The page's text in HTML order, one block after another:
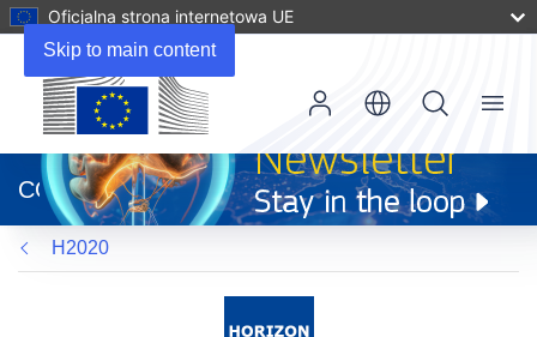
Skip to main content
Oficjalna strona internetowa UE
otworzy
się
w
nowym
oknie)
CORDIS
Menu
H2020